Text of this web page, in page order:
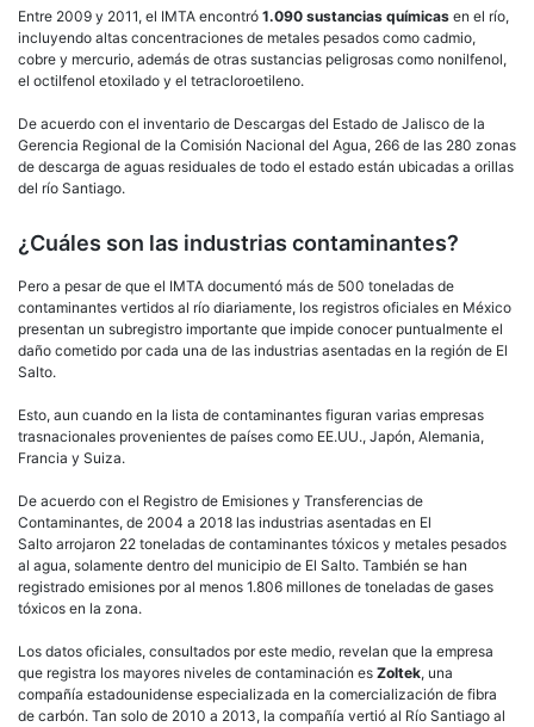
Entre 2009 y 2011, el IMTA encontró 1.090 sustancias químicas en el río,
incluyendo altas concentraciones de metales pesados como cadmio,
cobre y mercurio, además de otras sustancias peligrosas como nonilfenol,
el octilfenol etoxilado y el tetracloroetileno.
De acuerdo con el inventario de Descargas del Estado de Jalisco de la
Gerencia Regional de la Comisión Nacional del Agua, 266 de las 280 zonas
de descarga de aguas residuales de todo el estado están ubicadas a orillas
del río Santiago.
¿Cuáles son las industrias contaminantes?
Pero a pesar de que el IMTA documentó más de 500 toneladas de
contaminantes vertidos al río diariamente, los registros oficiales en México
presentan un subregistro importante que impide conocer puntualmente el
daño cometido por cada una de las industrias asentadas en la región de El
Salto.
Esto, aun cuando en la lista de contaminantes figuran varias empresas
trasnacionales provenientes de países como EE.UU., Japón, Alemania,
Francia y Suiza.
De acuerdo con el Registro de Emisiones y Transferencias de
Contaminantes, de 2004 a 2018 las industrias asentadas en El
Salto arrojaron 22 toneladas de contaminantes tóxicos y metales pesados
al agua, solamente dentro del municipio de El Salto. También se han
registrado emisiones por al menos 1.806 millones de toneladas de gases
tóxicos en la zona.
Los datos oficiales, consultados por este medio, revelan que la empresa
que registra los mayores niveles de contaminación es Zoltek, una
compañía estadounidense especializada en la comercialización de fibra
de carbón. Tan solo de 2010 a 2013, la compañía vertió al Río Santiago al